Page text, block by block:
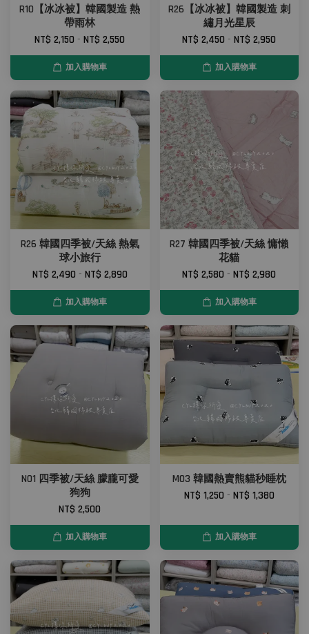
R10【冰冰被】韓國製造 熱
帶雨林
NT$ 2,150-NT$ 2,550
加入購物車
R26【冰冰被】韓國製造 刺
繡月光星辰
NT$ 2,450-NT$ 2,950
加入購物車
R26 韓國四季被/天絲 熱氣
球小旅行
NT$ 2,490 - NT$ 2,890
加入購物車
R27 韓國四季被/天絲 慵懶
花貓
NT$ 2,580-NT$ 2,980
加入購物車
N01 四季被/天絲 朦朧可愛
狗狗
NT$ 2,500
加入購物車
M03 韓國熱賣熊貓秒睡枕
NT$ 1,250 - NT$ 1,380
加入購物車